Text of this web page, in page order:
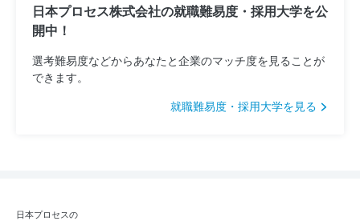
日本プロセス株式会社の就職難易度・採用大学を公
開中！
選考難易度などからあなたと企業のマッチ度を見ることが
できます。
就職難易度・採用大学を見る
日本プロセスの